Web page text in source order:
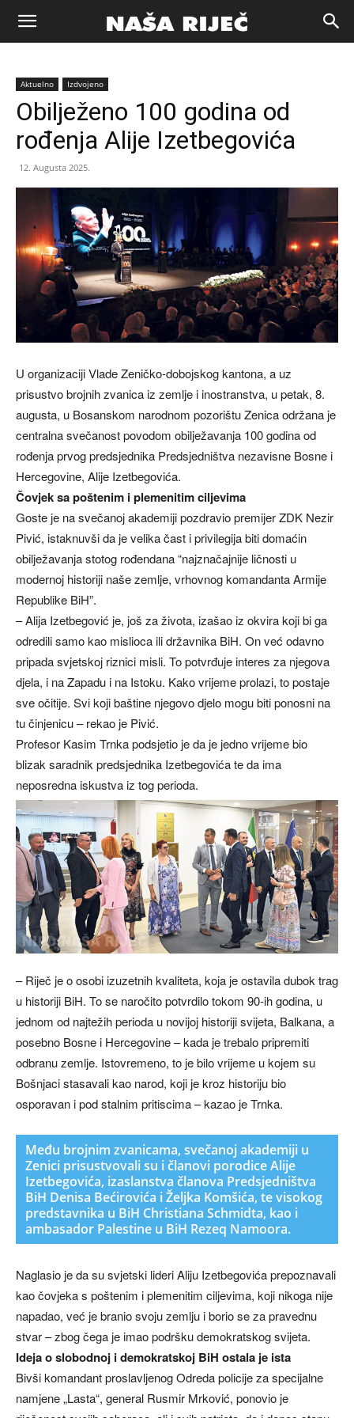
Naša
riječ
Aktuelno Izdvojeno
Obilježeno 100 godina od
rođenja Alije Izetbegovića
12. Augusta 2025.
U organizaciji Vlade Zeničko-dobojskog kantona, a uz
prisustvo brojnih zvanica iz zemlje i inostranstva, u petak, 8.
augusta, u Bosanskom narodnom pozorištu Zenica održana je
centralna svečanost povodom obilježavanja 100 godina od
rođenja prvog predsjednika Predsjedništva nezavisne Bosne i
Hercegovine, Alije Izetbegovića.
Čovjek sa poštenim i plemenitim ciljevima
Goste je na svečanoj akademiji pozdravio premijer ZDK Nezir
Pivić, istaknuvši da je velika čast i privilegija biti domaćin
obilježavanja stotog rođendana “najznačajnije ličnosti u
modernoj historiji naše zemlje, vrhovnog komandanta Armije
Republike BiH”.
– Alija Izetbegović je, još za života, izašao iz okvira koji bi ga
odredili samo kao mislioca ili državnika BiH. On već odavno
pripada svjetskoj riznici misli. To potvrđuje interes za njegova
djela, i na Zapadu i na Istoku. Kako vrijeme prolazi, to postaje
sve očitije. Svi koji baštine njegovo djelo mogu biti ponosni na
tu činjenicu – rekao je Pivić.
Profesor Kasim Trnka podsjetio je da je jedno vrijeme bio
blizak saradnik predsjednika Izetbegovića te da ima
neposredna iskustva iz tog perioda.
– Riječ je o osobi izuzetnih kvaliteta, koja je ostavila dubok trag
u historiji BiH. To se naročito potvrdilo tokom 90-ih godina, u
jednom od najtežih perioda u novijoj historiji svijeta, Balkana, a
posebno Bosne i Hercegovine – kada je trebalo pripremiti
odbranu zemlje. Istovremeno, to je bilo vrijeme u kojem su
Bošnjaci stasavali kao narod, koji je kroz historiju bio
osporavan i pod stalnim pritiscima – kazao je Trnka.
Među brojnim zvanicama, svečanoj akademiji u
Zenici prisustvovali su i članovi porodice Alije
Izetbegovića, izaslanstva članova Predsjedništva
BiH Denisa Bećirovića i Željka Komšića, te visokog
predstavnika u BiH Christiana Schmidta, kao i
ambasador Palestine u BiH Rezeq Namoora.
Naglasio je da su svjetski lideri Aliju Izetbegovića prepoznavali
kao čovjeka s poštenim i plemenitim ciljevima, koji nikoga nije
napadao, već je branio svoju zemlju i borio se za pravednu
stvar – zbog čega je imao podršku demokratskog svijeta.
Ideja o slobodnoj i demokratskoj BiH ostala je ista
Bivši komandant proslavljenog Odreda policije za specijalne
namjene „Lasta“, general Rusmir Mrković, ponovio je